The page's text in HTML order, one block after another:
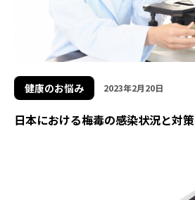
健康のお悩み 2023年2月20日
日本における梅毒の感染状況と対策